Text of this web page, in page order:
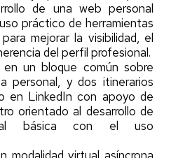
de una web personal
práctico de herramientas
mejorar la visibilidad, el
del perfil profesional.
un bloque común sobre
personal, y dos itinerarios
en LinkedIn con apoyo de
orientado al desarrollo de
básica con el uso